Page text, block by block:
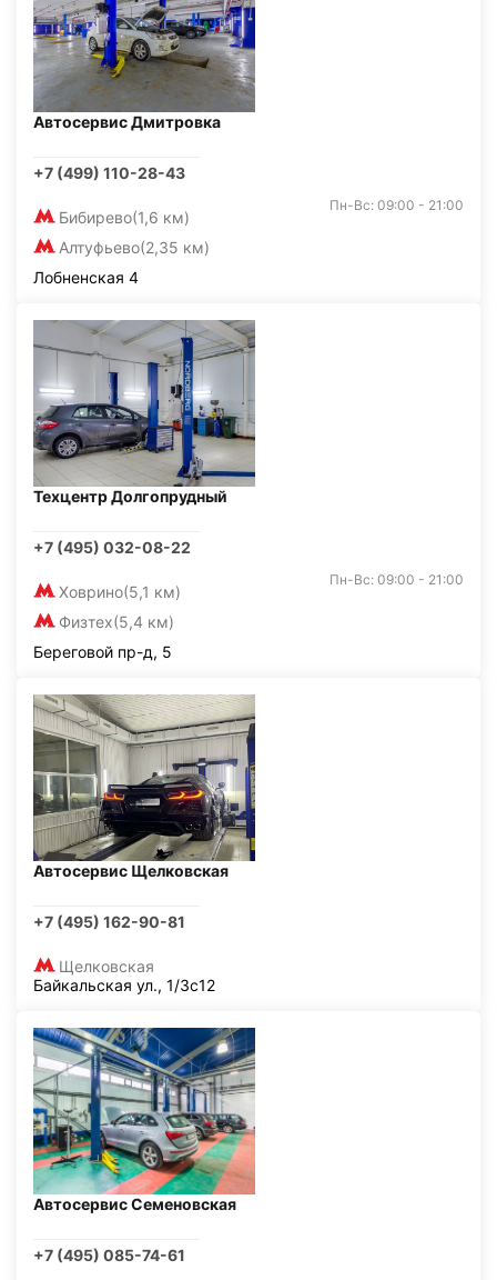
Автосервис Дмитровка
+7 (499) 110-28-43
Бибирево(1,6 км)
Алтуфьево(2,35 км)
Пн-Вс: 09:00 - 21:00
Лобненская 4
Техцентр Долгопрудный
+7 (495) 032-08-22
Ховрино(5,1 км)
Физтех(5,4 км)
Пн-Вс: 09:00 - 21:00
Береговой пр-д, 5
Автосервис Щелковская
+7 (495) 162-90-81
Щелковская
Байкальская ул., 1/3с12
Автосервис Семеновская
+7 (495) 085-74-61